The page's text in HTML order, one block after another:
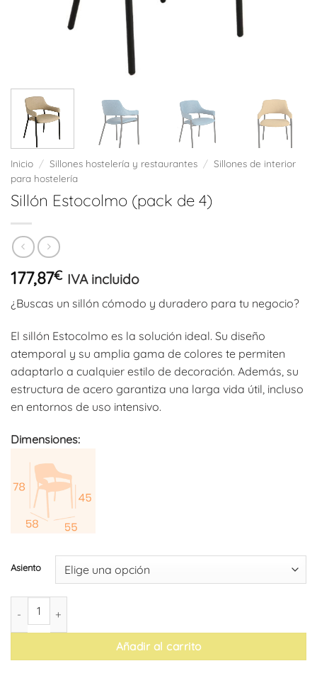
Inicio / Sillones hostelería y restaurantes / Sillones de interior
para hostelería
Sillón Estocolmo (pack de 4)
177,87€ IVA incluido
¿Buscas un sillón cómodo y duradero para tu negocio?
El sillón Estocolmo es la solución ideal. Su diseño
atemporal y su amplia gama de colores te permiten
adaptarlo a cualquier estilo de decoración. Además, su
estructura de acero garantiza una larga vida útil, incluso
en entornos de uso intensivo.
Dimensiones:
Asiento
Sillón Estocolmo (pack de 4) cantidad
Añadir al carrito